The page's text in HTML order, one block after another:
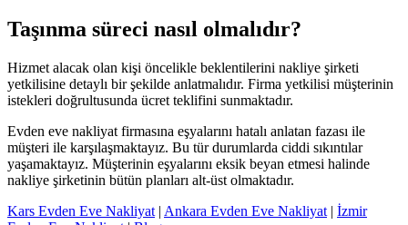
Taşınma süreci nasıl olmalıdır?
Hizmet alacak olan kişi öncelikle beklentilerini nakliye şirketi
yetkilisine detaylı bir şekilde anlatmalıdır. Firma yetkilisi müşterinin
istekleri doğrultusunda ücret teklifini sunmaktadır.
Evden eve nakliyat firmasına eşyalarını hatalı anlatan fazası ile
müşteri ile karşılaşmaktayız. Bu tür durumlarda ciddi sıkıntılar
yaşamaktayız. Müşterinin eşyalarını eksik beyan etmesi halinde
nakliye şirketinin bütün planları alt-üst olmaktadır.
Kars Evden Eve Nakliyat | Ankara Evden Eve Nakliyat | İzmir